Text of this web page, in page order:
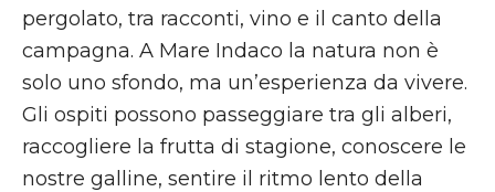
pergolato, tra racconti, vino e il canto della
campagna. A Mare Indaco la natura non è
solo uno sfondo, ma un’esperienza da vivere.
Gli ospiti possono passeggiare tra gli alberi,
raccogliere la frutta di stagione, conoscere le
nostre galline, sentire il ritmo lento della